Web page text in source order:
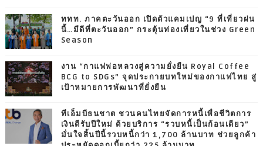
ททท. ภาคตะวันออก เปิดตัวแคมเปญ “9 ที่เที่ยวฝน
นี้…มีดีที่ตะวันออก” กระตุ้นท่องเที่ยวในช่วง Green
Season
งาน “กาแฟพ่อหลวงสู่ความยั่งยืน Royal Coffee
BCG to SDGs” จุดประกายบทใหม่ของกาแฟไทย สู่
เป้าหมายการพัฒนาที่ยั่งยืน
ทีเอ็มบีธนชาต ชวนคนไทยจัดการหนี้เพื่อชีวิตการ
เงินดีรับปีใหม่ ด้วยบริการ “รวบหนี้เป็นก้อนเดียว”
มั่นใจสิ้นปีนี้รวบหนี้กว่า 1,700 ล้านบาท ช่วยลูกค้า